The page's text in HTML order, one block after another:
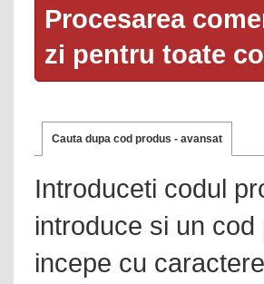
Procesarea
zi pentru toate
Cauta dupa cod produs - avansat
Introduceti codul
introduce si un
incepe cu